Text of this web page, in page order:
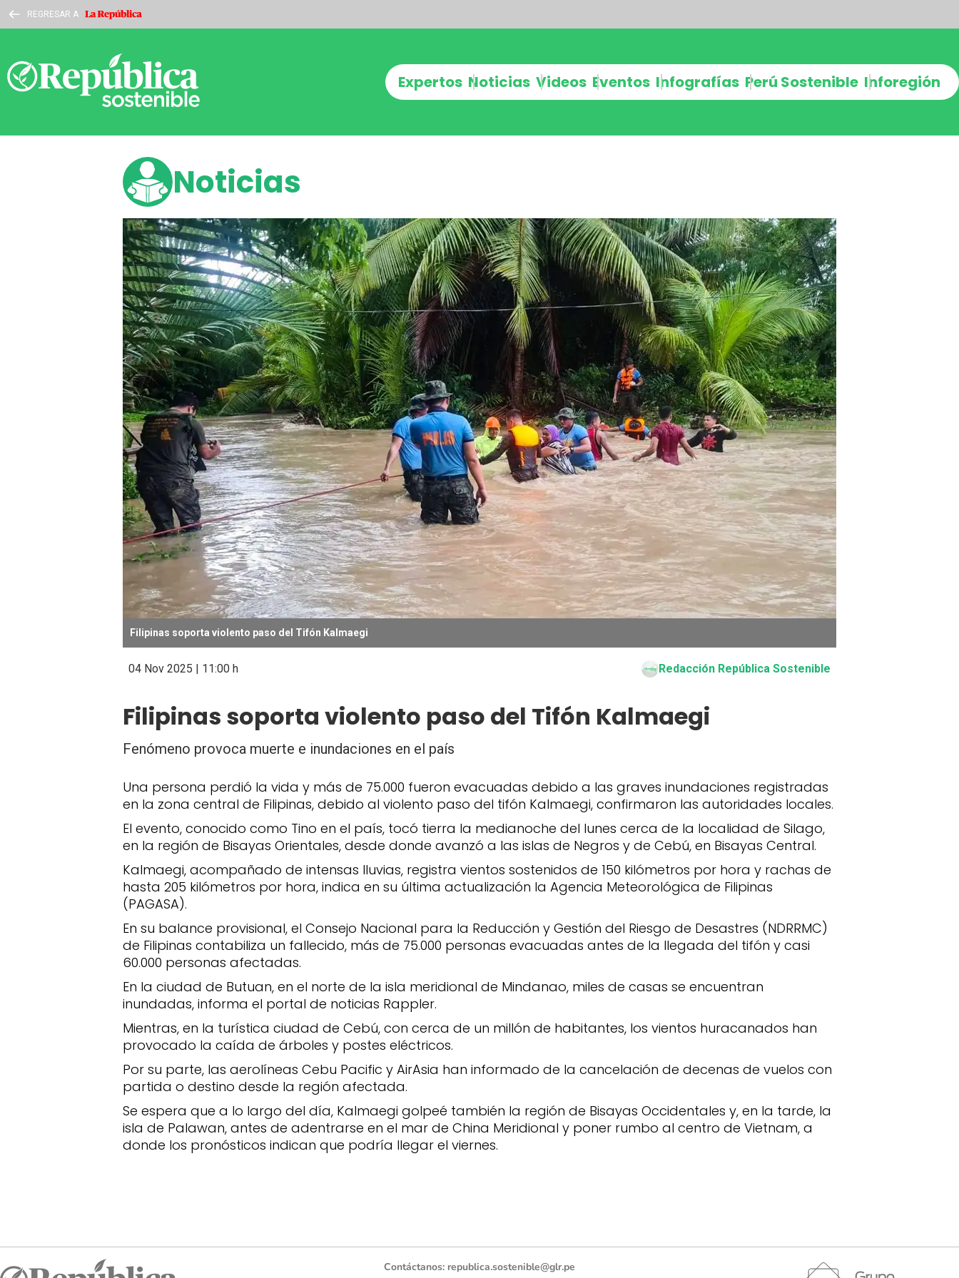
REGRESAR A
Expertos Noticias Videos Eventos Infografías Perú Sostenible Inforegión
Noticias
Filipinas soporta violento paso del Tifón Kalmaegi
04 Nov 2025 | 11:00 h Redacción República Sostenible
Filipinas soporta violento paso del Tifón Kalmaegi
Fenómeno provoca muerte e inundaciones en el país
Una persona perdió la vida y más de 75.000 fueron evacuadas debido a las graves inundaciones registradas
en la zona central de Filipinas, debido al violento paso del tifón Kalmaegi, confirmaron las autoridades locales.
El evento, conocido como Tino en el país, tocó tierra la medianoche del lunes cerca de la localidad de Silago,
en la región de Bisayas Orientales, desde donde avanzó a las islas de Negros y de Cebú, en Bisayas Central.
Kalmaegi, acompañado de intensas lluvias, registra vientos sostenidos de 150 kilómetros por hora y rachas de
hasta 205 kilómetros por hora, indica en su última actualización la Agencia Meteorológica de Filipinas
(PAGASA).
En su balance provisional, el Consejo Nacional para la Reducción y Gestión del Riesgo de Desastres (NDRRMC)
de Filipinas contabiliza un fallecido, más de 75.000 personas evacuadas antes de la llegada del tifón y casi
60.000 personas afectadas.
En la ciudad de Butuan, en el norte de la isla meridional de Mindanao, miles de casas se encuentran
inundadas, informa el portal de noticias Rappler.
Mientras, en la turística ciudad de Cebú, con cerca de un millón de habitantes, los vientos huracanados han
provocado la caída de árboles y postes eléctricos.
Por su parte, las aerolíneas Cebu Pacific y AirAsia han informado de la cancelación de decenas de vuelos con
partida o destino desde la región afectada.
Se espera que a lo largo del día, Kalmaegi golpeé también la región de Bisayas Occidentales y, en la tarde, la
isla de Palawan, antes de adentrarse en el mar de China Meridional y poner rumbo al centro de Vietnam, a
donde los pronósticos indican que podría llegar el viernes.
Contáctanos: republica.sostenible@glr.pe